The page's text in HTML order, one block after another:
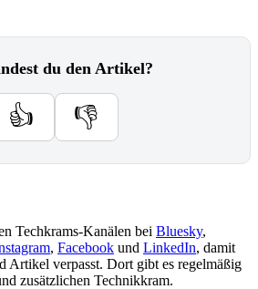
du den Artikel?
👍 👎
Techkrams-Kanälen bei Bluesky,
, Facebook und LinkedIn, damit
Artikel verpasst. Dort gibt es regelmäßig
zusätzlichen Technikkram.